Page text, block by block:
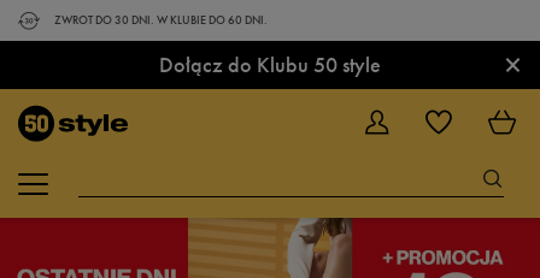
ZWROT DO 30 DNI. W KLUBIE DO 60 DNI.
Dołącz do Klubu 50 style ×